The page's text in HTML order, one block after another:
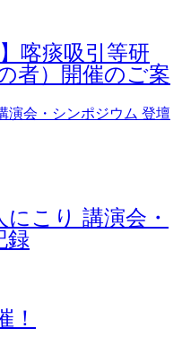
喀痰吸引等研
者）開催のご案
こり 講演会・
録
！